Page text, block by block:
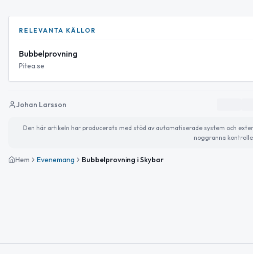
RELEVANTA KÄLLOR
Bubbelprovning
Pitea.se
Johan Larsson
Den här artikeln har producerats med stöd av automatiserade system och
noggranna
Hem Evenemang Bubbelprovning i Skybar